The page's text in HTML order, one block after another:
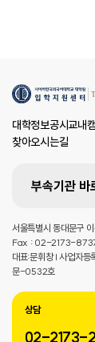
대학정보공시교내
찾아오시는길
부속기관 바
서울특별시 동대문구
Fax : 02-2173-
대표:문휘창 | 사업자
문-0532호
상담
02-2173-